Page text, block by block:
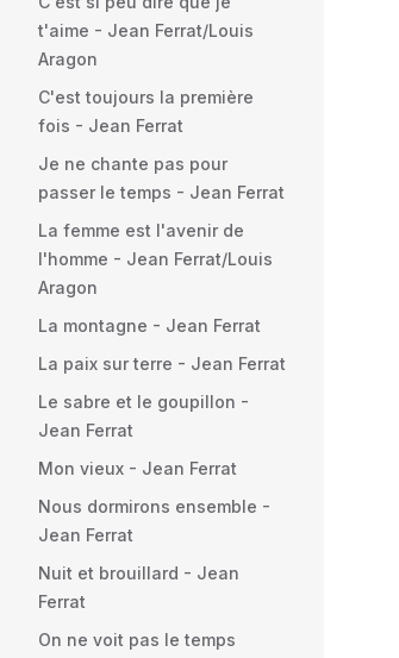
t'aime - Jean Ferrat/Louis
Aragon
C'est toujours la première
fois - Jean Ferrat
Je ne chante pas pour
passer le temps - Jean Ferrat
La femme est l'avenir de
l'homme - Jean Ferrat/Louis
Aragon
La montagne - Jean Ferrat
La paix sur terre - Jean Ferrat
Le sabre et le goupillon -
Jean Ferrat
Mon vieux - Jean Ferrat
Nous dormirons ensemble -
Jean Ferrat
Nuit et brouillard - Jean
Ferrat
On ne voit pas le temps